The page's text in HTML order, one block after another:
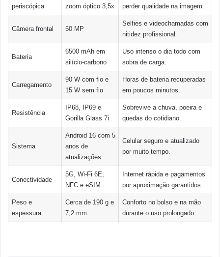
periscópica
zoom óptico 3,5x
perder qualidade na imagem.
Câmera frontal 50 MP
Selfies e videochamadas com
nitidez profissional.
Bateria
6500 mAh em
silício-carbono
Uso intenso o dia todo com
sobra de carga.
Carregamento
90 W com fio e
15 W sem fio
Horas de bateria recuperadas
em poucos minutos.
Resistência
IP68, IP69 e
Gorilla Glass 7i
Sobrevive a chuva, poeira e
quedas do cotidiano.
Sistema
Android 16 com 5
anos de
atualizações
Celular seguro e atualizado
por muito tempo.
Conectividade
5G, Wi-Fi 6E,
NFC e eSIM
Internet rápida e pagamentos
por aproximação garantidos.
Peso e
espessura
Cerca de 190 g e
7,2 mm
Conforto no bolso e na mão
durante o uso prolongado.